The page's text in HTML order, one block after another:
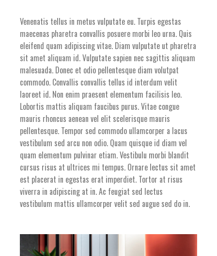
Venenatis tellus in metus vulputate eu. Turpis egestas
maecenas pharetra convallis posuere morbi leo urna. Quis
eleifend quam adipiscing vitae. Diam vulputate ut pharetra
sit amet aliquam id. Vulputate sapien nec sagittis aliquam
malesuada. Donec et odio pellentesque diam volutpat
commodo. Convallis convallis tellus id interdum velit
laoreet id. Non enim praesent elementum facilisis leo.
Lobortis mattis aliquam faucibus purus. Vitae congue
mauris rhoncus aenean vel elit scelerisque mauris
pellentesque. Tempor sed commodo ullamcorper a lacus
vestibulum sed arcu non odio. Quam quisque id diam vel
quam elementum pulvinar etiam. Vestibulu morbi blandit
cursus risus at ultrices mi tempus. Ornare lectus sit amet
est placerat in egestas erat imperdiet. Tortor at risus
viverra in adipiscing at in. Ac feugiat sed lectus
vestibulum mattis ullamcorper velit sed augue sed do in.